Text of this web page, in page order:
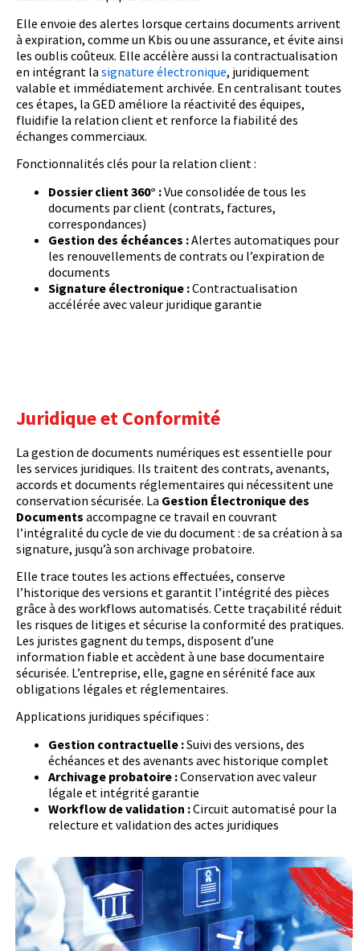
Elle envoie des alertes lorsque certains documents arrivent
à expiration, comme un Kbis ou une assurance, et évite ainsi
les oublis coûteux. Elle accélère aussi la contractualisation
en intégrant la signature électronique, juridiquement
valable et immédiatement archivée. En centralisant toutes
ces étapes, la GED améliore la réactivité des équipes,
fluidifie la relation client et renforce la fiabilité des
échanges commerciaux.
Fonctionnalités clés pour la relation client :
Dossier client 360° :Vue consolidée de tous les
documents par client (contrats, factures,
correspondances)
Gestion des échéances :Alertes automatiques pour
les renouvellements de contrats ou l’expiration de
documents
Signature électronique :Contractualisation
accélérée avec valeur juridique garantie
Juridique et Conformité
La gestion de documents numériques est essentielle pour
les services juridiques. Ils traitent des contrats, avenants,
accords et documents réglementaires qui nécessitent une
conservation sécurisée. La Gestion Électronique des
Documents accompagne ce travail en couvrant
l’intégralité du cycle de vie du document : de sa création à sa
signature, jusqu’à son archivage probatoire.
Elle trace toutes les actions effectuées, conserve
l’historique des versions et garantit l’intégrité des pièces
grâce à des workflows automatisés. Cette traçabilité réduit
les risques de litiges et sécurise la conformité des pratiques.
Les juristes gagnent du temps, disposent d’une
information fiable et accèdent à une base documentaire
sécurisée. L’entreprise, elle, gagne en sérénité face aux
obligations légales et réglementaires.
Applications juridiques spécifiques :
Gestion contractuelle :Suivi des versions, des
échéances et des avenants avec historique complet
Archivage probatoire :Conservation avec valeur
légale et intégrité garantie
Workflow de validation :Circuit automatisé pour la
relecture et validation des actes juridiques